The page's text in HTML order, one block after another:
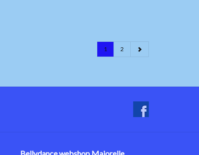
1 2
Bellydance webshop Majorelle